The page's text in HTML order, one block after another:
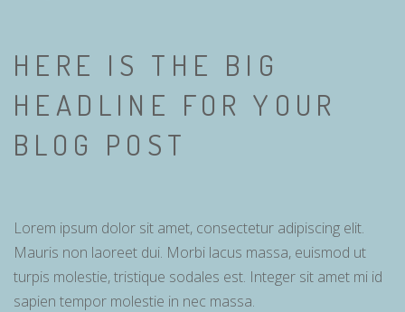
HERE IS THE BIG
HEADLINE FOR YOUR
BLOG POST
Lorem ipsum dolor sit amet, consectetur adipiscing elit.
Mauris non laoreet dui. Morbi lacus massa, euismod ut
turpis molestie, tristique sodales est. Integer sit amet mi id
sapien tempor molestie in nec massa.